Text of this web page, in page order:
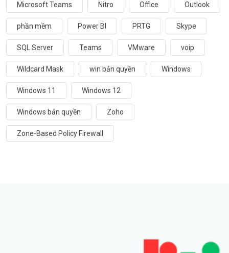
Microsoft Teams Nitro Office Outlook
phần mềm Power BI PRTG Skype
SQL Server Teams VMware voip
Wildcard Mask win bản quyền Windows
Windows 11 Windows 12
Windows bản quyền Zoho
Zone-Based Policy Firewall